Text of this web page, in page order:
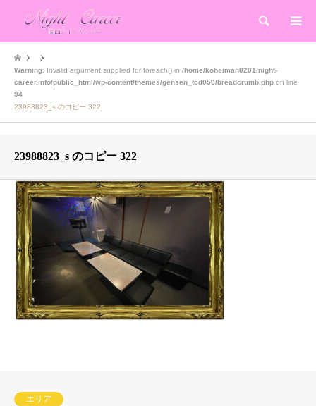
検索
Warning: Invalid argument supplied for foreach() in /home/koheiman0201/night-
career.info/public_html/wp-content/themes/gensen_tcd050/breadcrumb.php on line
94
23988823_s のコピー 322
23988823_s のコピー 322
エリア